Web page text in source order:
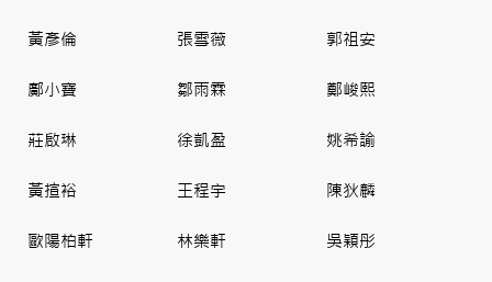
黃彥倫 張雪薇 郭祖安
鄺小寶 鄒雨霖 鄭峻熙
莊啟琳 徐凱盈 姚希諭
黃揎裕 王程宇 陳狄麟
歐陽柏軒 林樂軒 吳穎彤